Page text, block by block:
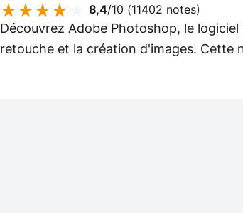
8,4/10 (11402 notes)
Découvrez Adobe Photoshop, le
retouche et la création d'images. Cette